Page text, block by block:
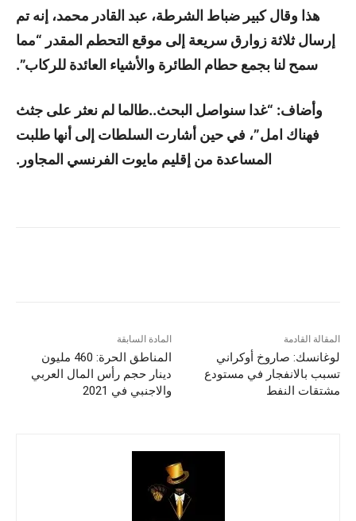
هذا وقال كبير ضباط الشرطة، عبد القادر محمد، إنه تم
إرسال ثلاثة زوارق سريعة إلى موقع التحطم المقدر “مما
سمح لنا بجمع حطام الطائرة والأشياء العائدة للركاب”.
وأضاف: “غدا سنواصل البحث..طالما لم نعثر على جثث
فهناك امل”، في حين أشارت السلطات إلى أنها طلبت
المساعدة من إقليم مايوت الفرنسي المجاور.
المادة السابقة
المناطق الحرة: 460 مليون
دينار حجم رأس المال العربي
والاجنبي في 2021
المقالة القادمة
لوغانسك: صاروخ أوكراني
تسبب بالانفجار في مستودع
مشتقات النفط